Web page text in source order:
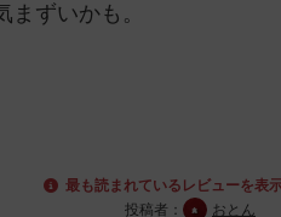
ずいかも。
最も読まれているレビューを表
投稿者：
おとん